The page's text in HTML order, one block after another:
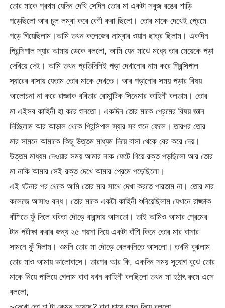
তোর মাকে প্রথম যেদিন দেখি সেদিন তোর মা একটা সবুজ রঙের শাড়ি
পড়েছিলো আর চুল লম্বা করে বেণী করা ছিলো। তোর মাকে দেখেই প্রেমে
পড়ে গিয়েছিলাম।আমি তখন কলেজের নাম্বার ওয়ান ছাত্র ছিলাম। একদিন
প্রিন্সিপাল স্যার আমায় ডেকে বললো, আমি যেন মাঝে মধ্যে তার মেয়েকে পড়া
দেখিয়ে দেই। আমি তখন প্রতিদিনিই পড়া দেখানোর নাম করে প্রিন্সিপাল
স্যারের বাসায় যেতাম তোর মাকে দেখতে। আর পড়ানোর সময় পড়ার বিষয়
আলোচনা না করে রাজ্জাক ববিতার রোমান্টিক সিনেমার কাহিনী বলতাম। তোর
মা এইসব কাহিনী হা করে শুনতো। একদিন তোর মাকে প্রেমের বিষয় জ্ঞান
দিচ্ছিলাম আর আড়াল থেকে প্রিন্সিপাল স্যার সব শুনে ফেলে। তারপর তোর
মার সামনে আমাকে কিছু উত্তম মাধ্যম দিয়ে বাসা থেকে বের করে দেয়।
উত্তম মাধ্যম দেওয়ার সময় আমার নাক ফেটে গিয়ে রক্ত পড়ছিলো আর তোর
মা নাকি আমার সেই রক্ত দেখে আমার প্রেমে পড়েছিলো।
এই ঘটনার পর থেকে আমি তোর মার সাথে দেখা করতে পারতাম না। তোর মার
কলেজে আসাও বন্ধ। তোর মাকে একটা কাহিনী শুনিয়েছিলাম যেখানে রাজ্জাক
বাঁশিতে ফুঁ দিলে ববিতা দৌড়ে বারান্দায় আসতো। তাই আমিও আমার প্রেমের
টান পরীক্ষা করার জন্য ২৫ পয়সা দিয়ে একটা বাঁশি কিনে তোর মার বাসার
সামনে ফুঁ দিলাম। ওমনি তোর মা দৌড়ে বেলকনিতে আসলো। তখনি বুঝলাম
তোর মাও আমায় ভালোবাসে। তারপর আর কি, একদিন সময় সুযোগ বুঝে তোর
মাকে নিয়ে পালিয়ে গেলাম বাবা যখন কাহিনী বলছিলো তখন মা হঠাৎ রুমে এসে
বললো,